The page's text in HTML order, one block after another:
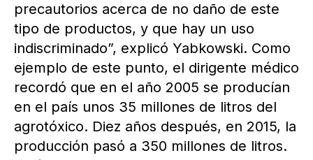
precautorios acerca de no daño de este
tipo de productos, y que hay un uso
indiscriminado”, explicó Yabkowski. Como
ejemplo de este punto, el dirigente médico
recordó que en el año 2005 se producían
en el país unos 35 millones de litros del
agrotóxico. Diez años después, en 2015, la
producción pasó a 350 millones de litros.